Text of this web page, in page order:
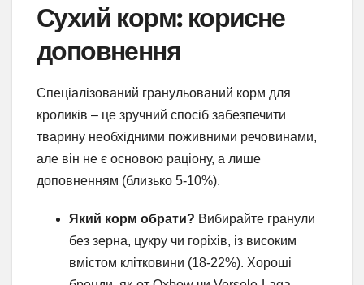
Сухий корм: корисне
доповнення
Спеціалізований гранульований корм для
кроликів – це зручний спосіб забезпечити
тварину необхідними поживними речовинами,
але він не є основою раціону, а лише
доповненням (близько 5-10%).
Який корм обрати? Вибирайте гранули
без зерна, цукру чи горіхів, із високим
вмістом клітковини (18-22%). Хороші